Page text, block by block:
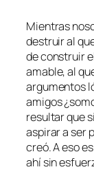
Mientras
destruir al
de construir
amable, al
argumentos
amigos
resultar que
aspirar a ser
creó. A eso
ahí sin